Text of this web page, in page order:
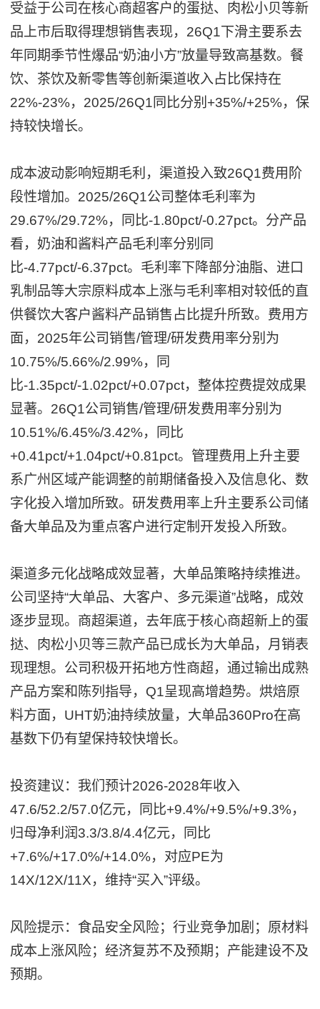
受益于公司在核心商超客户的蛋挞、肉松小贝等新
品上市后取得理想销售表现，26Q1下滑主要系去
年同期季节性爆品“奶油小方”放量导致高基数。餐
饮、茶饮及新零售等创新渠道收入占比保持在
22%-23%，2025/26Q1同比分别+35%/+25%，保
持较快增长。
成本波动影响短期毛利，渠道投入致26Q1费用阶
段性增加。2025/26Q1公司整体毛利率为
29.67%/29.72%，同比-1.80pct/-0.27pct。分产品
看，奶油和酱料产品毛利率分别同
比-4.77pct/-6.37pct。毛利率下降部分油脂、进口
乳制品等大宗原料成本上涨与毛利率相对较低的直
供餐饮大客户酱料产品销售占比提升所致。费用方
面，2025年公司销售/管理/研发费用率分别为
10.75%/5.66%/2.99%，同
比-1.35pct/-1.02pct/+0.07pct，整体控费提效成果
显著。26Q1公司销售/管理/研发费用率分别为
10.51%/6.45%/3.42%，同比
+0.41pct/+1.04pct/+0.81pct。管理费用上升主要
系广州区域产能调整的前期储备投入及信息化、数
字化投入增加所致。研发费用率上升主要系公司储
备大单品及为重点客户进行定制开发投入所致。
渠道多元化战略成效显著，大单品策略持续推进。
公司坚持“大单品、大客户、多元渠道”战略，成效
逐步显现。商超渠道，去年底于核心商超新上的蛋
挞、肉松小贝等三款产品已成长为大单品，月销表
现理想。公司积极开拓地方性商超，通过输出成熟
产品方案和陈列指导，Q1呈现高增趋势。烘焙原
料方面，UHT奶油持续放量，大单品360Pro在高
基数下仍有望保持较快增长。
投资建议：我们预计2026-2028年收入
47.6/52.2/57.0亿元，同比+9.4%/+9.5%/+9.3%，
归母净利润3.3/3.8/4.4亿元，同比
+7.6%/+17.0%/+14.0%，对应PE为
14X/12X/11X，维持“买入”评级。
风险提示：食品安全风险；行业竞争加剧；原材料
成本上涨风险；经济复苏不及预期；产能建设不及
预期。